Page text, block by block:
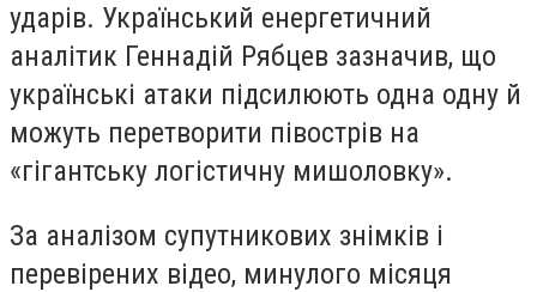
ударів. Український енергетичний
аналітик Геннадій Рябцев зазначив, що
українські атаки підсилюють одна одну й
можуть перетворити півострів на
«гігантську логістичну мишоловку».
За аналізом супутникових знімків і
перевірених відео, минулого місяця